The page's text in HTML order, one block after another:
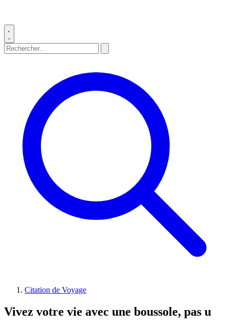
Citation de Voyage
Vivez votre vie avec une boussole, pas u